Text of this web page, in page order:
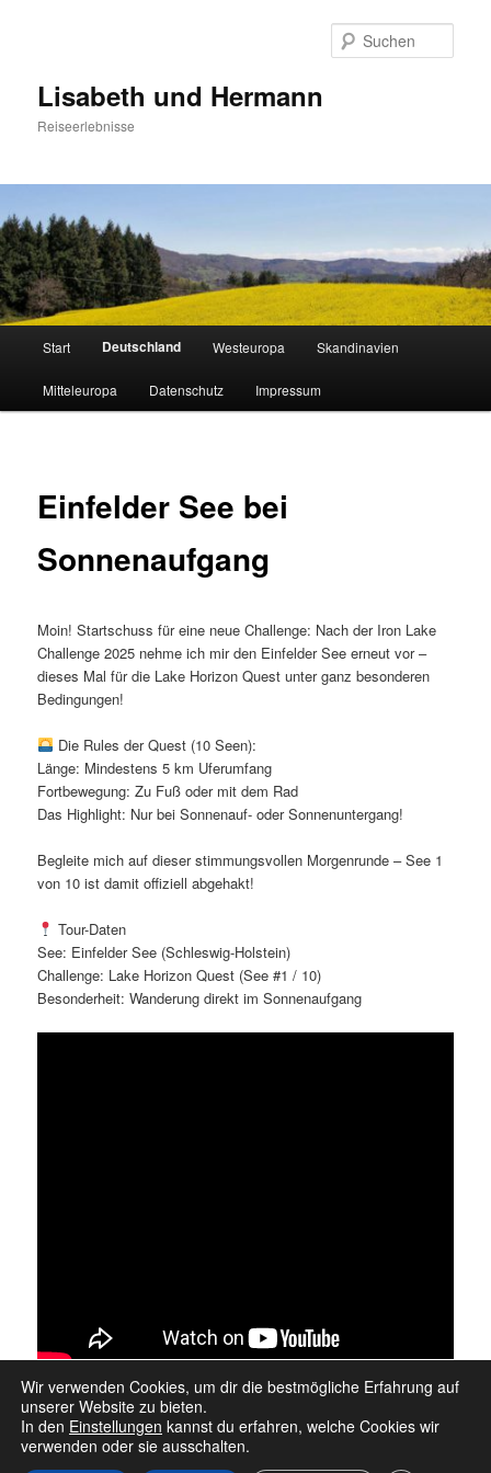
Lisabeth und Hermann
Reiseerlebnisse
Start Deutschland Westeuropa Skandinavien
Mitteleuropa Datenschutz Impressum
Einfelder See bei
Sonnenaufgang
Moin! Startschuss für eine neue Challenge: Nach der Iron Lake
Challenge 2025 nehme ich mir den Einfelder See erneut vor –
dieses Mal für die Lake Horizon Quest unter ganz besonderen
Bedingungen!
Die Rules der Quest (10 Seen):
Länge: Mindestens 5 km Uferumfang
Fortbewegung: Zu Fuß oder mit dem Rad
Das Highlight: Nur bei Sonnenauf- oder Sonnenuntergang!
Begleite mich auf dieser stimmungsvollen Morgenrunde – See 1
von 10 ist damit offiziell abgehakt!
Tour-Daten
See: Einfelder See (Schleswig-Holstein)
Challenge: Lake Horizon Quest (See #1 / 10)
Besonderheit: Wanderung direkt im Sonnenaufgang
Datenschutz Stolz präsentiert von WordPress
Wir verwenden Cookies, um dir die bestmögliche Erfahrung auf
unserer Website zu bieten.
In den Einstellungen kannst du erfahren, welche Cookies wir
verwenden oder sie ausschalten.